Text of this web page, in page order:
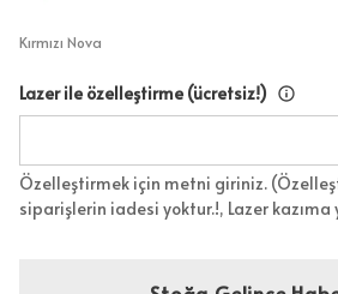
Kırmızı Nova
Lazer ile özelleştirme (ücretsiz!)
Özelleştirmek için metni giriniz.
siparişlerin iadesi yoktur.!, Lazer kazıma